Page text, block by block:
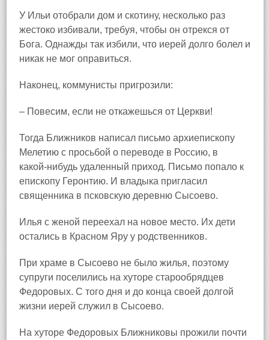
У Ильи отобрали дом и скотину, несколько раз
жестоко избивали, требуя, чтобы он отрекся от
Бога. Однажды так избили, что иерей долго болел и
никак не мог оправиться.
Наконец, коммунисты пригрозили:
– Повесим, если не откажешься от Церкви!
Тогда Ближников написал письмо архиепископу
Мелетию с просьбой о переводе в Россию, в
какой‑нибудь удаленный приход. Письмо попало к
епископу Геронтию. И владыка пригласил
священника в псковскую деревню Сысоево.
Илья с женой переехал на новое место. Их дети
остались в Красном Яру у родственников.
При храме в Сысоево не было жилья, поэтому
супруги поселились на хуторе старообрядцев
Федоровых. С того дня и до конца своей долгой
жизни иерей служил в Сысоево.
На хуторе Федоровых Ближниковы прожили почти